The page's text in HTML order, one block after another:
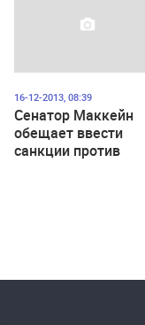
16-12-2013, 08:39
Сенатор Маккейн
обещает ввести
санкции против